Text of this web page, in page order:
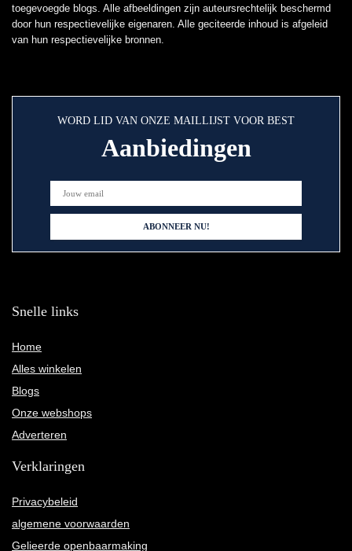
toegevoegde blogs. Alle afbeeldingen zijn auteursrechtelijk beschermd
door hun respectievelijke eigenaren. Alle geciteerde inhoud is afgeleid
van hun respectievelijke bronnen.
WORD LID VAN ONZE MAILLIJST VOOR BEST
Aanbiedingen
Snelle links
Home
Alles winkelen
Blogs
Onze webshops
Adverteren
Verklaringen
Privacybeleid
algemene voorwaarden
Gelieerde openbaarmaking